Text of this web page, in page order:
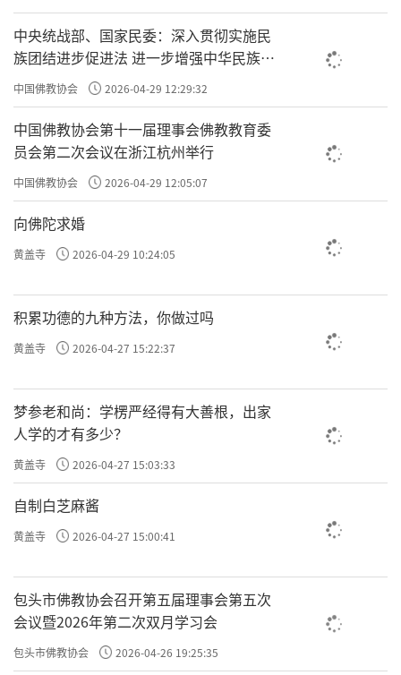
来，也过去了，就像风一样，根本不会思
维骂的是什么，怎么骂得这么难听。如果
越想越生气，这不就是被考住了嘛！
古代禅师有时候会用非常手段考验学人，
就是在看学人的心灵状态处在什么水准。
如果还在执着于讲道理，那就没有资格学
入门还有多远。
开示整理，题目为编者所加。
中央统战部、国家民委：深入贯彻实施民
族团结进步促进法 进一步增强中华民族凝
聚力向心力
中国佛教协会 2026-04-29 12:29:32
中国佛教协会第十一届理事会佛教教育委
员会第二次会议在浙江杭州举行
中国佛教协会 2026-04-29 12:05:07
向佛陀求婚
黄盖寺 2026-04-29 10:24:05
积累功德的九种方法，你做过吗
黄盖寺 2026-04-27 15:22:37
梦参老和尚：学楞严经得有大善根，出家
人学的才有多少？
黄盖寺 2026-04-27 15:03:33
自制白芝麻酱
黄盖寺 2026-04-27 15:00:41
包头市佛教协会召开第五届理事会第五次
会议暨2026年第二次双月学习会
包头市佛教协会 2026-04-26 19:25:35